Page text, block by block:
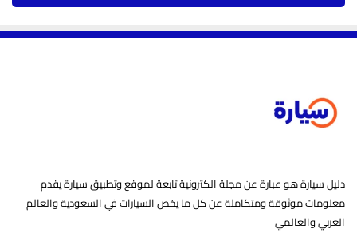
دليل سيارة هو عبارة عن مجلة الكترونية تابعة لموقع وتطبيق سيارة يقدم
معلومات موثوقة ومتكاملة عن كل ما يخص السيارات في السعودية والعالم
العربي والعالمي